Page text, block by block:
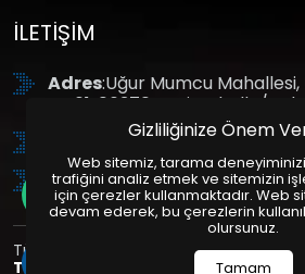
İLETIŞIM
Adres:Uğur Mumcu
No:61, 06370 Yenimahalle/
: +90 (312) 354 8888
GSM: +90 (532) 343 4085
Tüm Hakları Saklıdır. | Bu site Us Yazılım
Tasarım
Paketleri ile
Gizliliğinize Önem
Web sitemiz, tarama
trafiğini analiz etmek ve sitemizin
için çerezler kullanmaktadır. Web
devam ederek, bu çerezlerin
olursunuz.
Tamam